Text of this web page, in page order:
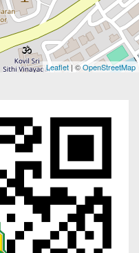
Leaflet | ©OpenStreetMap